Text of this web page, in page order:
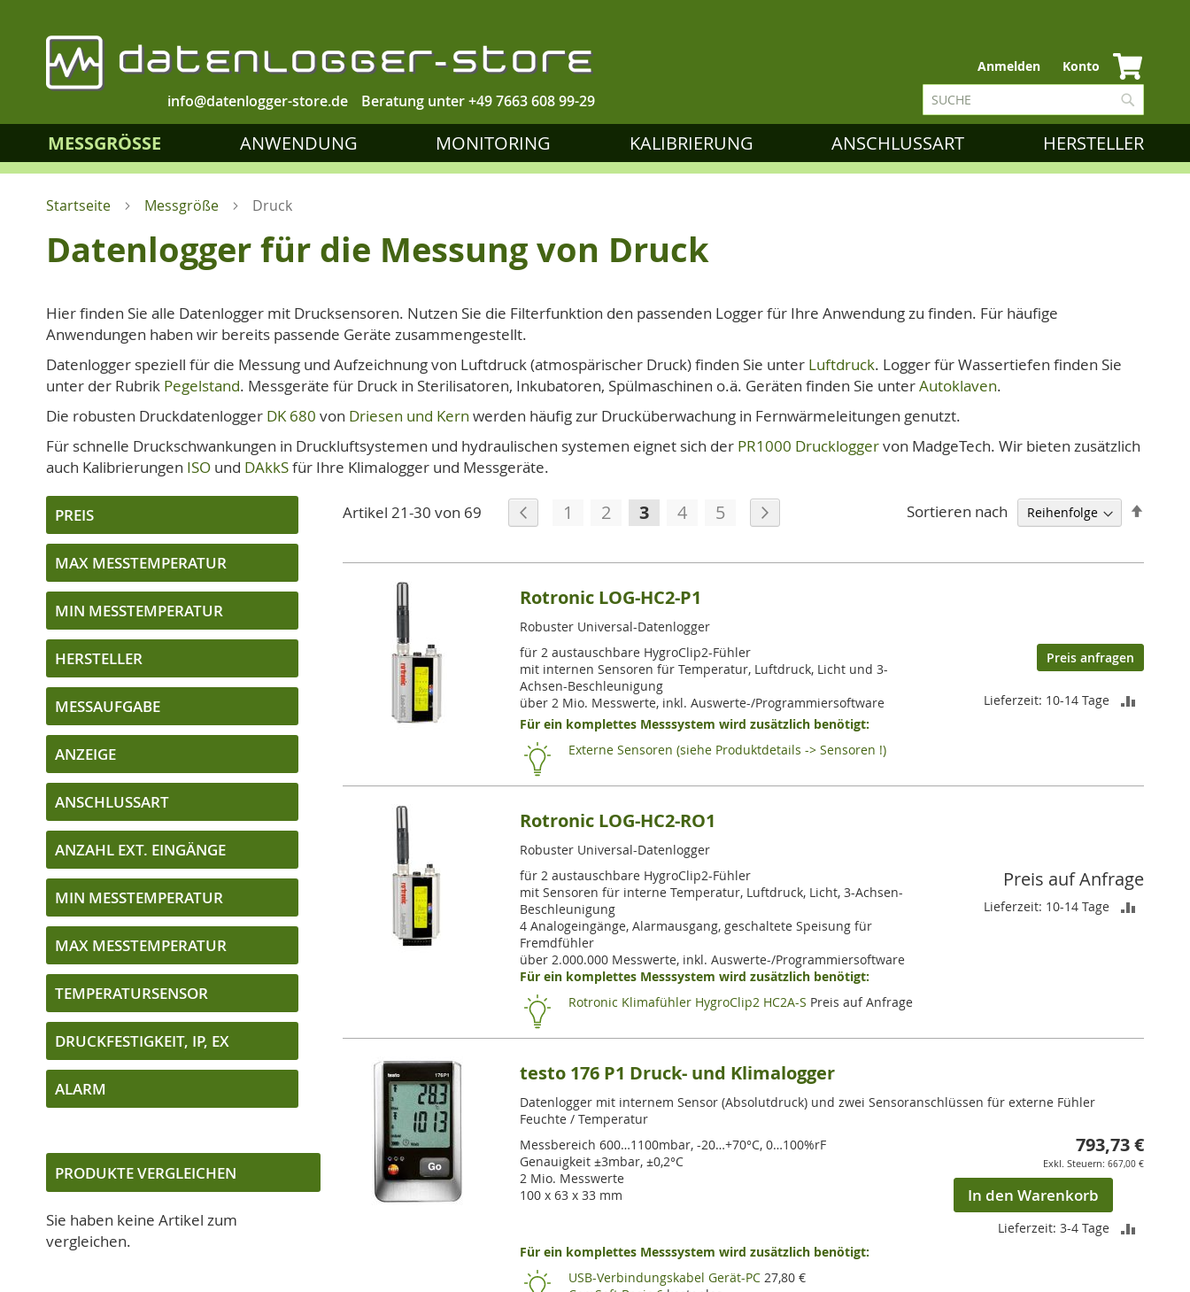
Beratung unter+49 7663 608 99-29
info@datenlogger-store.de
Zum
Inhalt
springen
Anmelden Konto
Suche
MESSGRÖSSE ANWENDUNG MONITORING KALIBRIERUNG ANSCHLUSSART HERSTELLER
Startseite Messgröße Druck
Datenlogger für die Messung von Druck
Hier finden Sie alle Datenlogger mit Drucksensoren. Nutzen Sie die Filterfunktion den passenden Logger für Ihre Anwendung zu finden. Für häufige
Anwendungen haben wir bereits passende Geräte zusammengestellt.
Datenlogger speziell für die Messung und Aufzeichnung von Luftdruck (atmospärischer Druck) finden Sie unter Luftdruck. Logger für Wassertiefen finden Sie
unter der Rubrik Pegelstand. Messgeräte für Druck in Sterilisatoren, Inkubatoren, Spülmaschinen o.ä. Geräten finden Sie unterAutoklaven.
Die robusten Druckdatenlogger DK 680 von Driesen und Kern werden häufig zur Drucküberwachung in Fernwärmeleitungen genutzt.
Für schnelle Druckschwankungen in Druckluftsystemen und hydraulischen systemen eignet sich der PR1000 Druckloggervon MadgeTech. Wir bieten zusätzlich
auch Kalibrierungen ISO und DAkkSfür Ihre Klimalogger und Messgeräte.
Artikel 21-30 von 69 Seite Seite
ZurückSeite
1 Seite
2 Sie lesen gerade die Seite
3 Seite
4 Seite
5 Sortieren nach
Rotronic LOG-HC2-P1
Robuster Universal-Datenlogger
für 2 austauschbare HygroClip2-Fühler
mit internen Sensoren für Temperatur, Luftdruck, Licht und 3-
Achsen-Beschleunigung
über 2 Mio. Messwerte, inkl. Auswerte-/Programmiersoftware
Preis anfragen
Lieferzeit: 10-14 Tage
Für ein komplettes Messsystem wird zusätzlich benötigt:
Externe Sensoren (siehe Produktdetails -> Sensoren !)
Rotronic LOG-HC2-RO1
Robuster Universal-Datenlogger
für 2 austauschbare HygroClip2-Fühler
mit Sensoren für interne Temperatur, Luftdruck, Licht, 3-Achsen-
Beschleunigung
4 Analogeingänge, Alarmausgang, geschaltete Speisung für
Fremdfühler
über 2.000.000 Messwerte, inkl. Auswerte-/Programmiersoftware
Preis auf Anfrage
Lieferzeit: 10-14 Tage
Für ein komplettes Messsystem wird zusätzlich benötigt:
Rotronic Klimafühler HygroClip2 HC2A-S Preis auf Anfrage
testo 176 P1 Druck- und Klimalogger
Datenlogger mit internem Sensor (Absolutdruck) und zwei Sensoranschlüssen für externe Fühler
Feuchte / Temperatur
Messbereich 600…1100mbar, -20…+70°C, 0…100%rF
Genauigkeit ±3mbar, ±0,2°C
2 Mio. Messwerte
100 x 63 x 33 mm
793,73 €
667,00 €
In den Warenkorb
Lieferzeit: 3-4 Tage
Für ein komplettes Messsystem wird zusätzlich benötigt:
USB-Verbindungskabel Gerät-PC 27,80 €
PREIS
MAX MESSTEMPERATUR
MIN MESSTEMPERATUR
HERSTELLER
MESSAUFGABE
ANZEIGE
ANSCHLUSSART
ANZAHL EXT. EINGÄNGE
MIN MESSTEMPERATUR
MAX MESSTEMPERATUR
TEMPERATURSENSOR
DRUCKFESTIGKEIT, IP, EX
ALARM
PRODUKTE VERGLEICHEN
Sie haben keine Artikel zum
vergleichen.